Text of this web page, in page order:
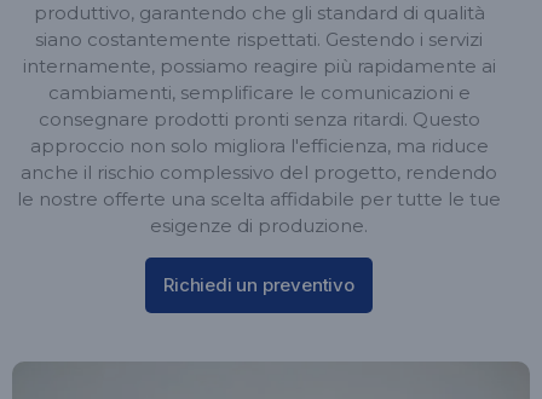
produttivo, garantendo che gli standard di qualità
siano costantemente rispettati. Gestendo i servizi
internamente, possiamo reagire più rapidamente ai
cambiamenti, semplificare le comunicazioni e
consegnare prodotti pronti senza ritardi. Questo
approccio non solo migliora l'efficienza, ma riduce
anche il rischio complessivo del progetto, rendendo
le nostre offerte una scelta affidabile per tutte le tue
esigenze di produzione.
Richiedi un preventivo